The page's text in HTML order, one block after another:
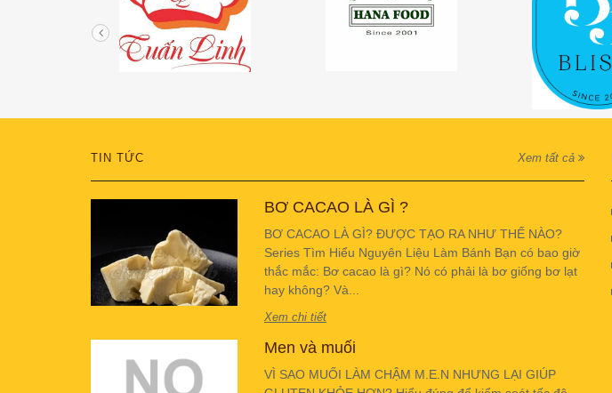
TIN TỨC Xem tất cả
BƠ CACAO LÀ GÌ ?
BƠ CACAO LÀ GÌ? ĐƯỢC TẠO RA NHƯ THẾ NÀO?
Series Tìm Hiểu Nguyên Liệu Làm Bánh Bạn có bao giờ
thắc mắc: Bơ cacao là gì? Nó có phải là bơ giống bơ lạt
hay không? Và...
Xem chi tiết
Men và muối
VÌ SAO MUỐI LÀM CHẬM M.E.N NHƯNG LẠI GIÚP